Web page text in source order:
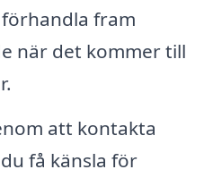
fram
när det kommer till
att kontakta
få känsla för